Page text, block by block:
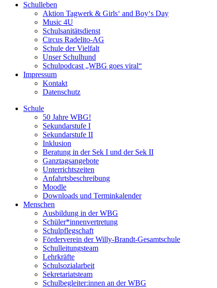
Schulleben
Aktion Tagwerk & Girls‘ and Boy‘s Day
Music 4U
Schulsanitätsdienst
Circus Radelito-AG
Schule der Vielfalt
Unser Schulhund
Schulpodcast „WBG goes viral“
Impressum
Kontakt
Datenschutz
Schule
50 Jahre WBG!
Sekundarstufe I
Sekundarstufe II
Inklusion
Beratung in der Sek I und der Sek II
Ganztagsangebote
Unterrichtszeiten
Anfahrtsbeschreibung
Moodle
Downloads und Terminkalender
Menschen
Ausbildung in der WBG
Schüler*innenvertretung
Schulpflegschaft
Förderverein der Willy-Brandt-Gesamtschule
Schulleitungsteam
Lehrkräfte
Schulsozialarbeit
Sekretariatsteam
Schulbegleiter:innen an der WBG